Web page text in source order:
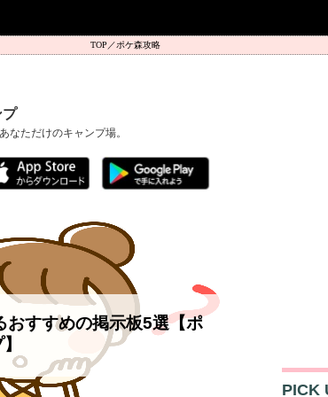
ポケ森攻略
プ
なただけのキャンプ場。
おすすめの掲示板5選【ポ
PICK